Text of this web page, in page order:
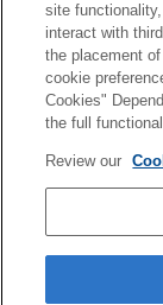
クラウド
資料
故障かな
お使いのカメラ
は下記URLの
https://
site
interact with
the placement
cookie
Cookies"
the full
Review our